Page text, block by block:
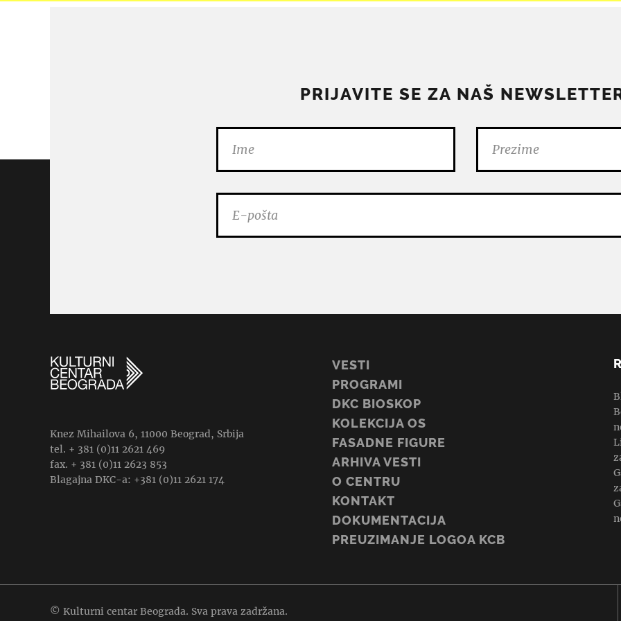
PRIJAVITE SE ZA NAŠ
Knez Mihailova 6, 11000 Beograd, Srbija
tel. + 381 (0)11 2621 469
fax. + 381 (0)11 2623 853
Blagajna DKC-a: +381 (0)11 2621 174
VESTI
PROGRAMI
DKC BIOSKOP
KOLEKCIJA OS
FASADNE FIGURE
ARHIVA VESTI
O CENTRU
KONTAKT
DOKUMENTACIJA
PREUZIMANJE LOGOA KCB
© Kulturni centar Beograda. Sva prava zadržana.